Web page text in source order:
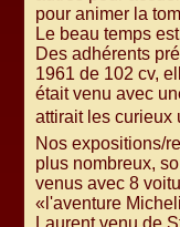
pour animer la
Le beau temps
Des adhérents
1961 de 102 cv,
était venu avec
attirait les curieux
Nos expositions/
plus nombreux,
venus avec 8
«l'aventure
Laurent venu de